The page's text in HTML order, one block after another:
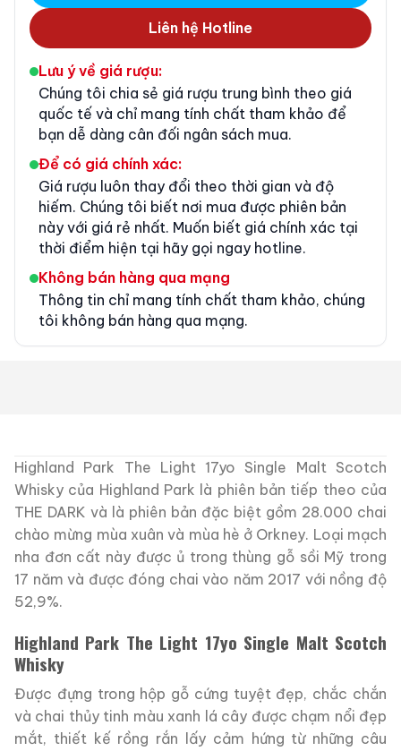
Liên hệ Hotline
Lưu ý về giá rượu:
Chúng tôi chia sẻ giá rượu trung bình theo giá
quốc tế và chỉ mang tính chất tham khảo để
bạn dễ dàng cân đối ngân sách mua.
Để có giá chính xác:
Giá rượu luôn thay đổi theo thời gian và độ
hiếm. Chúng tôi biết nơi mua được phiên bản
này với giá rẻ nhất. Muốn biết giá chính xác tại
thời điểm hiện tại hãy gọi ngay hotline.
Không bán hàng qua mạng
Thông tin chỉ mang tính chất tham khảo, chúng
tôi không bán hàng qua mạng.
Highland Park The Light 17yo Single Malt Scotch
Whisky của Highland Park là phiên bản tiếp theo của
THE DARK và là phiên bản đặc biệt gồm 28.000 chai
chào mừng mùa xuân và mùa hè ở Orkney. Loại mạch
nha đơn cất này được ủ trong thùng gỗ sồi Mỹ trong
17 năm và được đóng chai vào năm 2017 với nồng độ
52,9%.
Highland Park The Light 17yo Single Malt Scotch
Whisky
Được đựng trong hộp gỗ cứng tuyệt đẹp, chắc chắn
và chai thủy tinh màu xanh lá cây được chạm nổi đẹp
mắt, thiết kế rồng rắn lấy cảm hứng từ những câu